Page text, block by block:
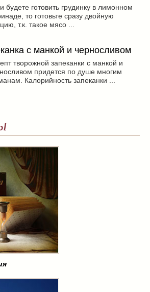
будете готовить грудинку в лимонном
то готовьте сразу двойную
т.к. такое мясо ...
с манкой и черносливом
творожной запеканки с манкой и
придется по душе многим
Калорийность запеканки ...